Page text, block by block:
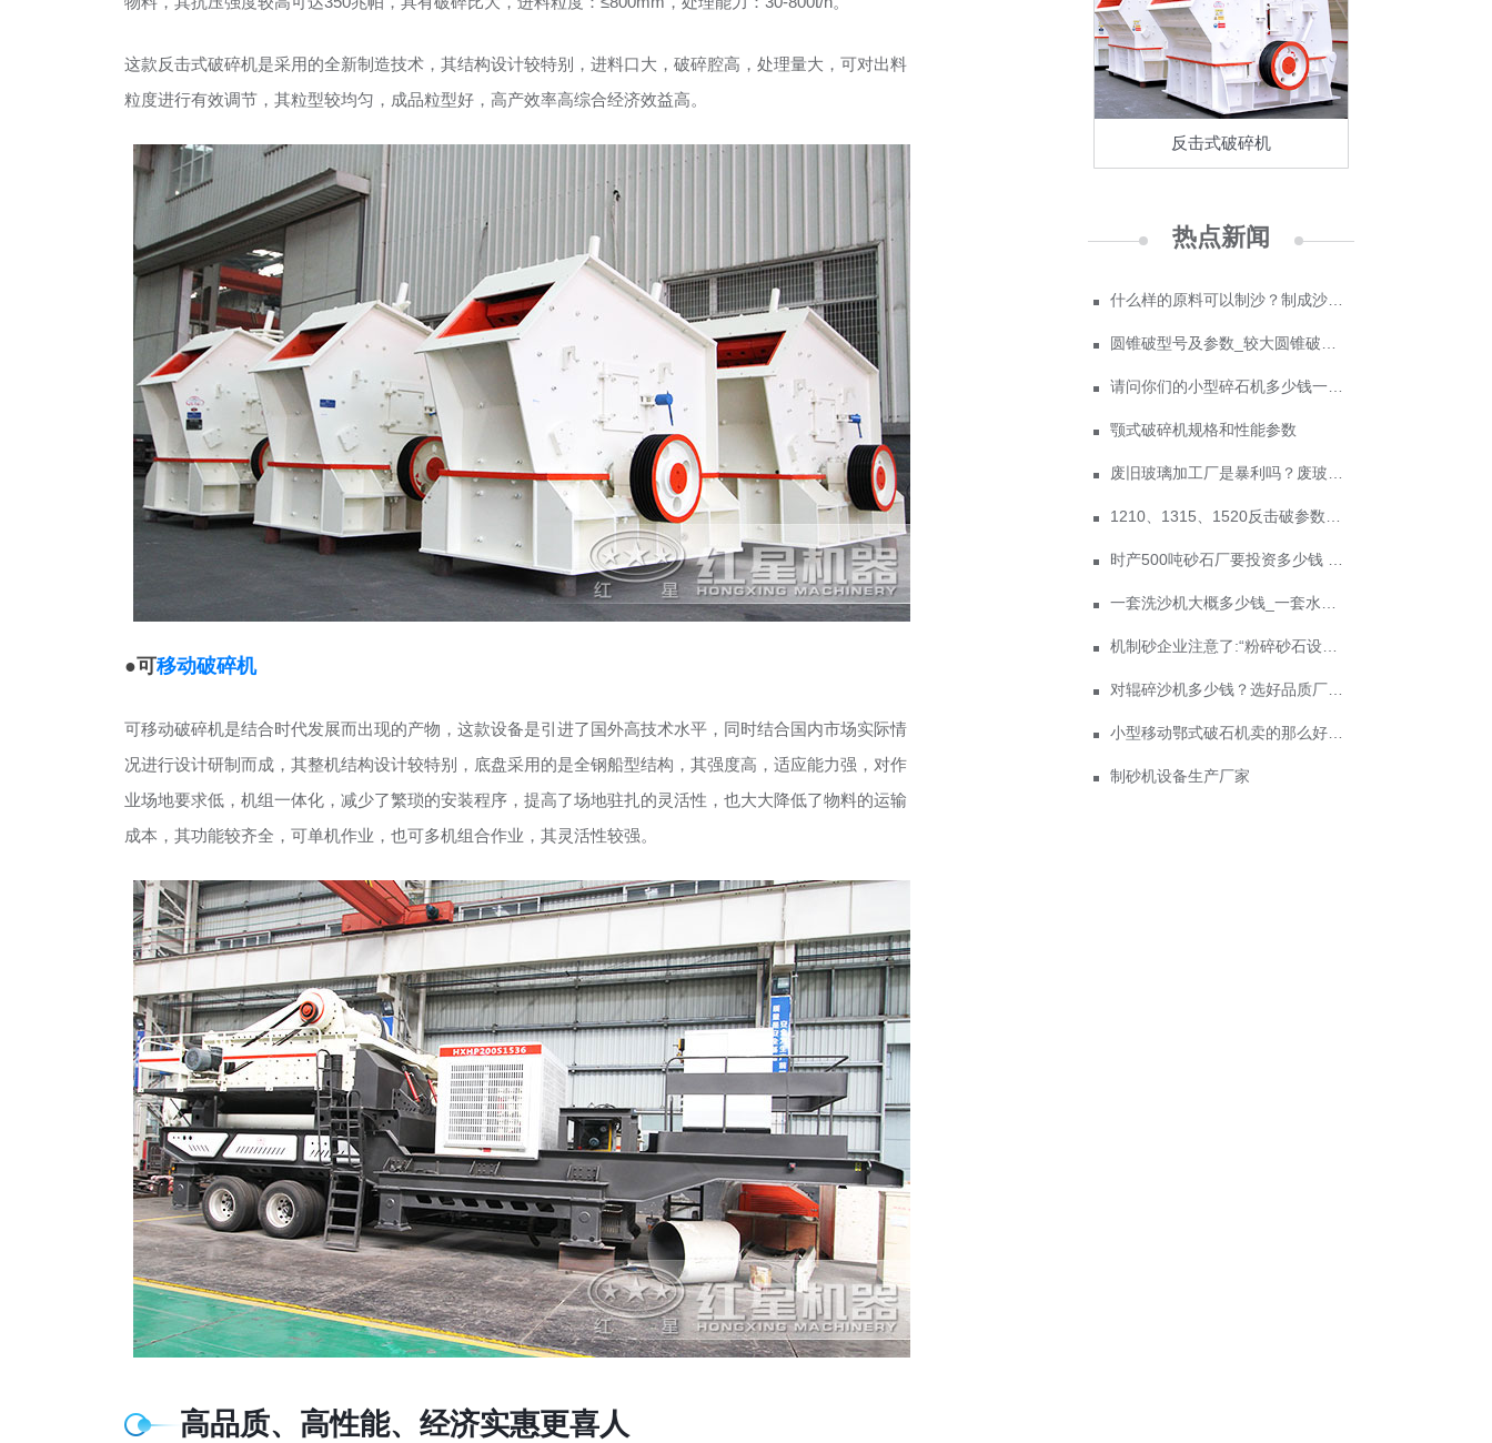
这款反击式破碎机是采用的全新制造技术，其结构设计较特别，进料口大，破碎腔高，处理量大，可对出料
粒度进行有效调节，其粒型较均匀，成品粒型好，高产效率高综合经济效益高。
●可移动破碎机
可移动破碎机是结合时代发展而出现的产物，这款设备是引进了国外高技术水平，同时结合国内市场实际情
况进行设计研制而成，其整机结构设计较特别，底盘采用的是全钢船型结构，其强度高，适应能力强，对作
业场地要求低，机组一体化，减少了繁琐的安装程序，提高了场地驻扎的灵活性，也大大降低了物料的运输
成本，其功能较齐全，可单机作业，也可多机组合作业，其灵活性较强。
高品质、高性能、经济实惠更喜人
反击式破碎机
热点新闻
什么样的原料可以制沙？制成沙子成本多少
圆锥破型号及参数_较大圆锥破碎机型号
请问你们的小型碎石机多少钱一台？
颚式破碎机规格和性能参数
废旧玻璃加工厂是暴利吗？废玻璃加工设备多少钱？
1210、1315、1520反击破参数及价格
时产500吨砂石厂要投资多少钱 政府为什么不支持机制砂？
一套洗沙机大概多少钱_一套水洗砂设备价格
机制砂企业注意了:“粉碎砂石设备又出新款，性能惊人”
对辊碎沙机多少钱？选好品质厂家实惠到家！
小型移动鄂式破石机卖的那么好！凭的是什么？
制砂机设备生产厂家